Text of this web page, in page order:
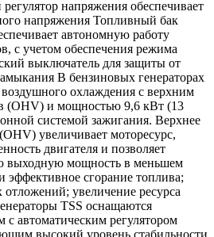
напряжения обеспечивает
напряжения Топливный бак
автономную работу
с учетом обеспечения режима
выключатель для защиты от
В бензиновых генераторах
охлаждения с верхним
(OHV) и мощностью 9,6 кВт (13
системой зажигания. Верхнее
увеличивает моторесурс,
двигателя и позволяет
выходную мощность в меньшем
эффективное сгорание топлива;
увеличение ресурса
TSS оснащаются
автоматическим регулятором
высокий уровень стабильности